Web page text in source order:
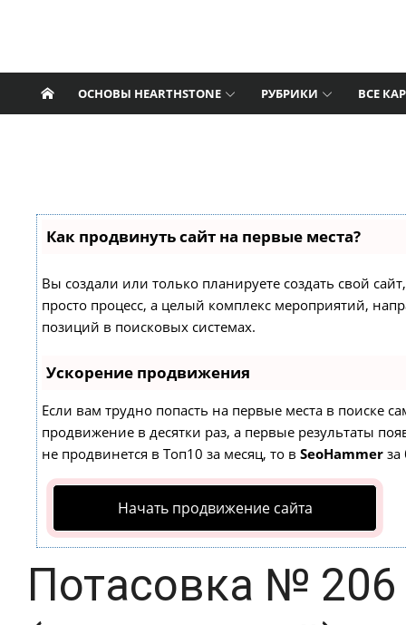
гайды, колоды, видео.
ОСНОВЫ HEARTHSTONE РУБРИКИ ВСЕ
Как продвинуть сайт на первые места?
Вы создали или только планируете создать свой
просто процесс, а целый комплекс мероприятий,
позиций в поисковых системах.
Ускорение продвижения
Если вам трудно попасть на первые места в поиске
продвижение в десятки раз, а первые результаты
не продвинется в Топ10 за месяц, то в SeoHammer за
Начать продвижение сайта
Потасовка №